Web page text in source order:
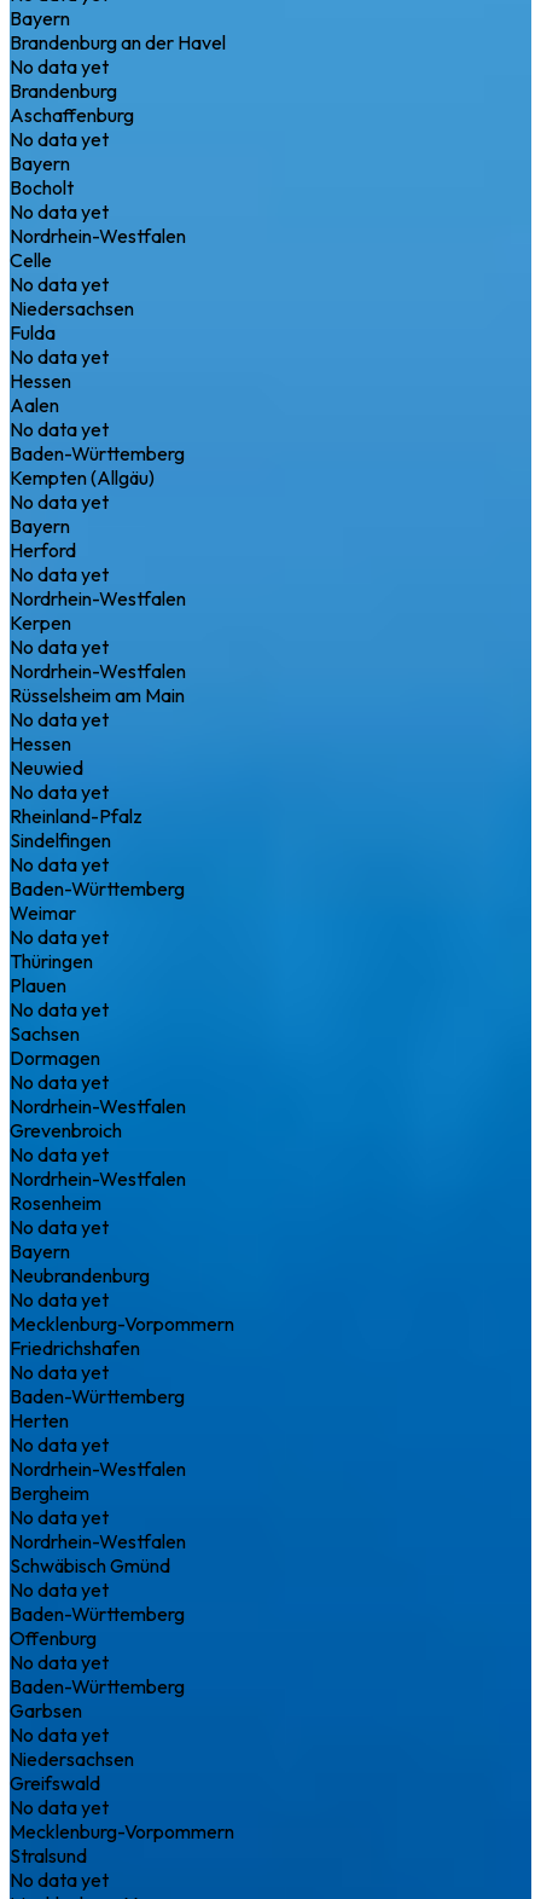
Bayern
Brandenburg an der Havel
No data yet
Brandenburg
Aschaffenburg
No data yet
Bayern
Bocholt
No data yet
Nordrhein-Westfalen
Celle
No data yet
Niedersachsen
Fulda
No data yet
Hessen
Aalen
No data yet
Baden-Württemberg
Kempten (Allgäu)
No data yet
Bayern
Herford
No data yet
Nordrhein-Westfalen
Kerpen
No data yet
Nordrhein-Westfalen
Rüsselsheim am Main
No data yet
Hessen
Neuwied
No data yet
Rheinland-Pfalz
Sindelfingen
No data yet
Baden-Württemberg
Weimar
No data yet
Thüringen
Plauen
No data yet
Sachsen
Dormagen
No data yet
Nordrhein-Westfalen
Grevenbroich
No data yet
Nordrhein-Westfalen
Rosenheim
No data yet
Bayern
Neubrandenburg
No data yet
Mecklenburg-Vorpommern
Friedrichshafen
No data yet
Baden-Württemberg
Herten
No data yet
Nordrhein-Westfalen
Bergheim
No data yet
Nordrhein-Westfalen
Schwäbisch Gmünd
No data yet
Baden-Württemberg
Offenburg
No data yet
Baden-Württemberg
Garbsen
No data yet
Niedersachsen
Greifswald
No data yet
Mecklenburg-Vorpommern
Stralsund
No data yet